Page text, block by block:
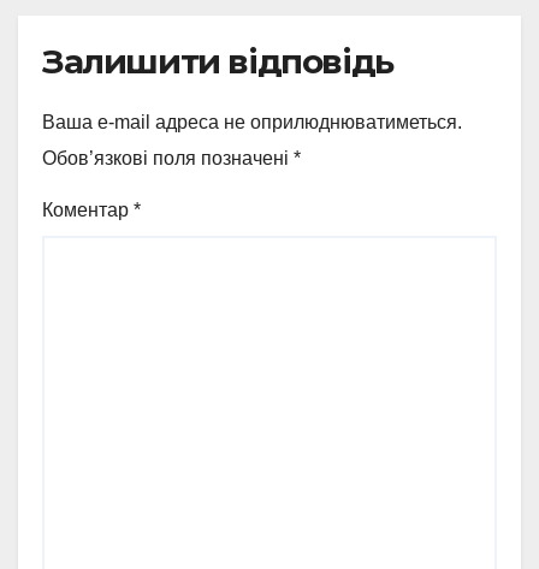
Залишити відповідь
Ваша e-mail адреса не оприлюднюватиметься.
Обов’язкові поля позначені *
Коментар *